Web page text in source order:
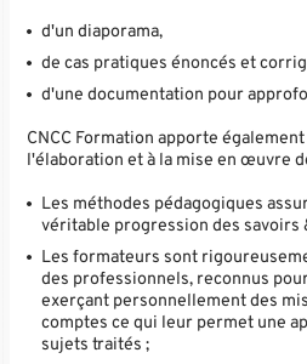
d'un diaporama,
de cas pratiques énoncés et
d'une documentation pour
CNCC Formation apporte
l'élaboration et à la mise en œuvre
Les méthodes pédagogiques
véritable progression des savoirs
Les formateurs sont
des professionnels, reconnus
exerçant personnellement des
comptes ce qui leur permet une
sujets traités ;